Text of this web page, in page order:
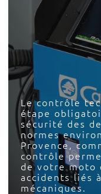
Le contrôle
étape
sécurité des
normes
Provence,
contrôle
de votre moto
accidents liés
mécaniques.